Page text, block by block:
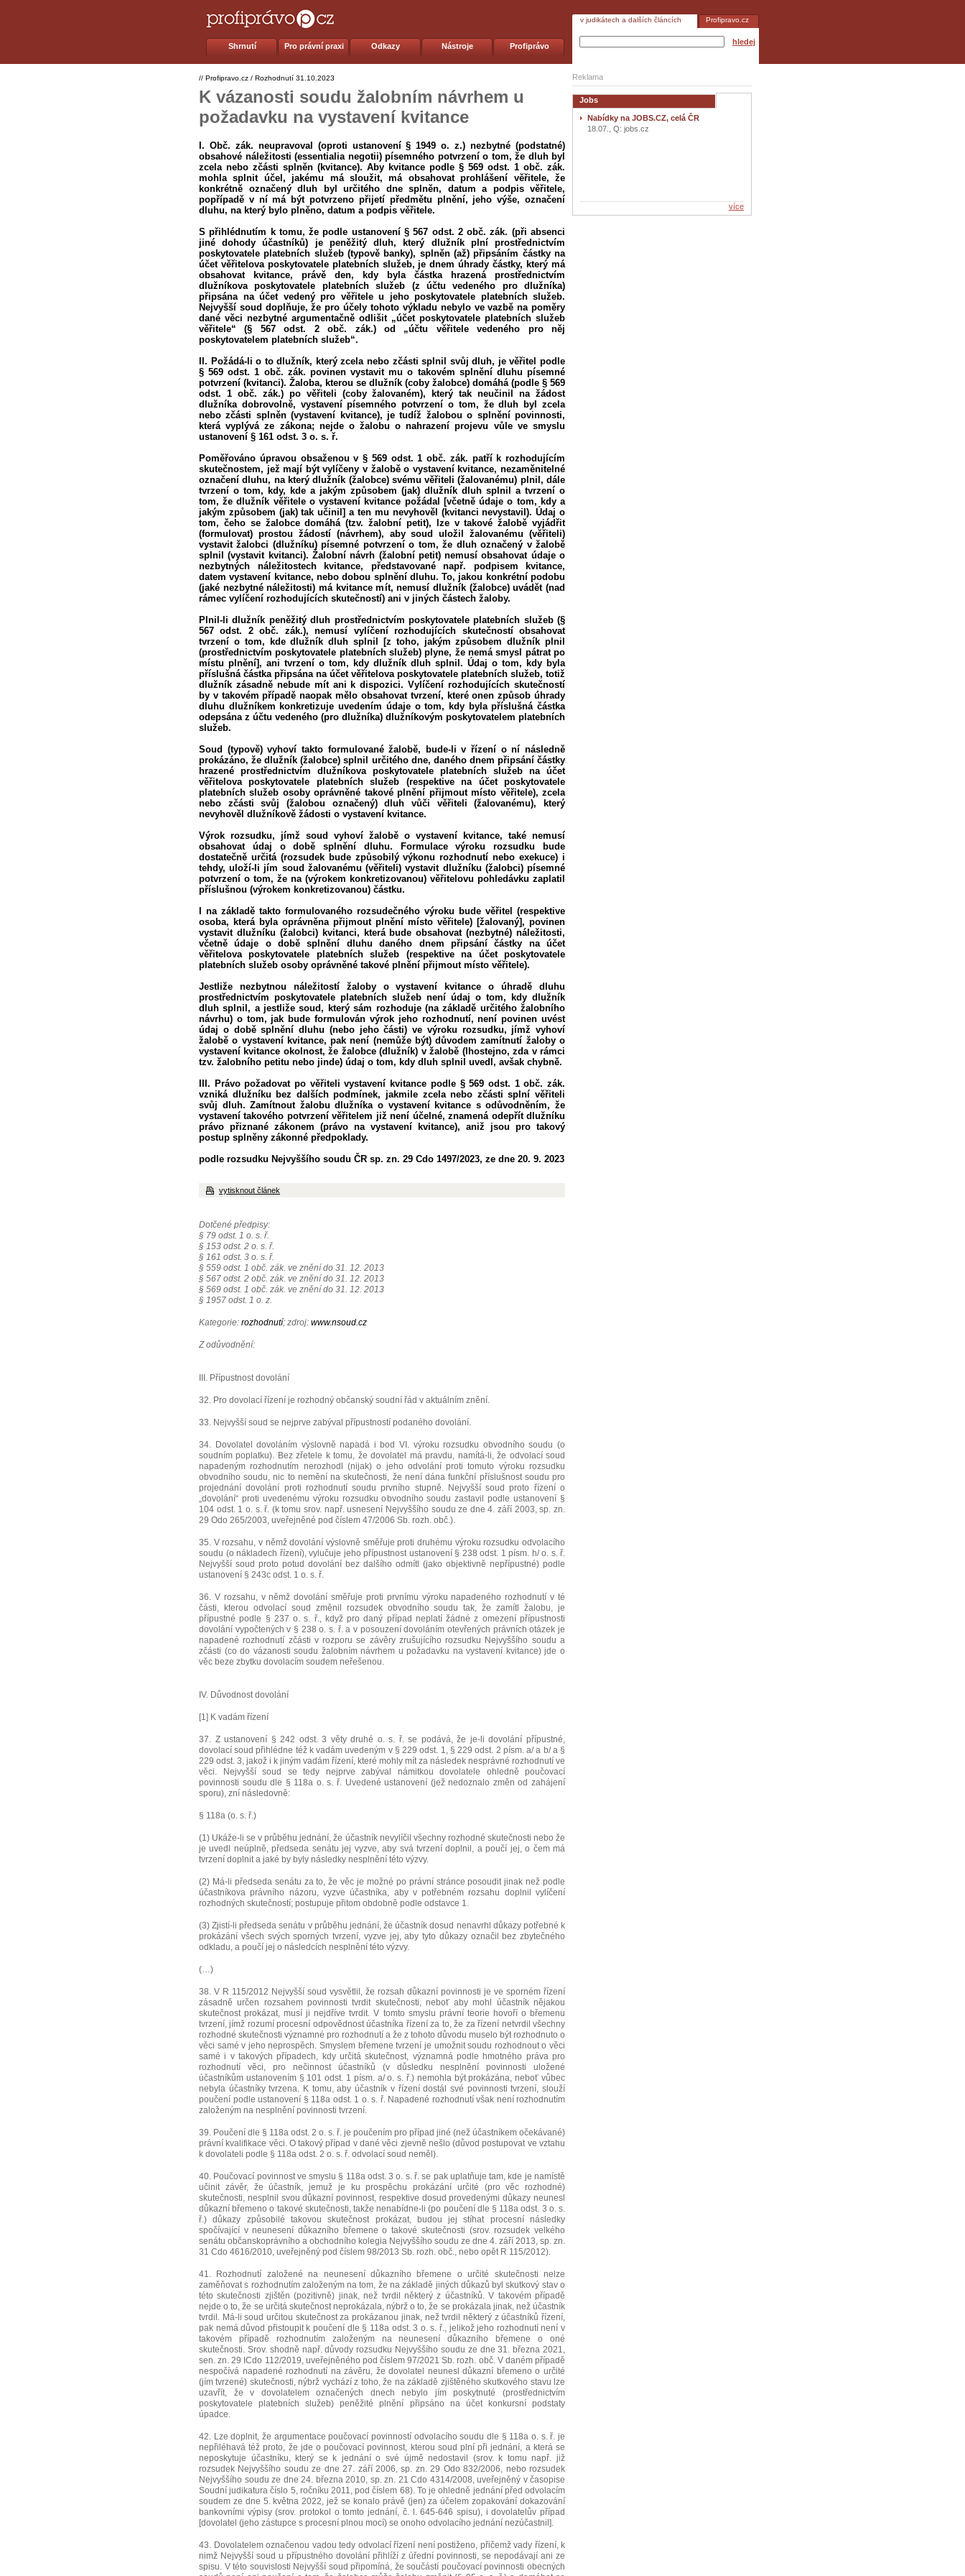
Shrnutí Pro právní praxi Odkazy Nástroje Profiprávo
v judikátech a dalších článcích Profipravo.cz
hledej
// Profipravo.cz / Rozhodnutí 31.10.2023
K vázanosti soudu žalobním návrhem u
požadavku na vystavení kvitance
I. Obč. zák. neupravoval (oproti ustanovení § 1949 o. z.) nezbytné (podstatné)
obsahové náležitosti (essentialia negotii) písemného potvrzení o tom, že dluh byl
zcela nebo zčásti splněn (kvitance). Aby kvitance podle § 569 odst. 1 obč. zák.
mohla splnit účel, jakému má sloužit, má obsahovat prohlášení věřitele, že
konkrétně označený dluh byl určitého dne splněn, datum a podpis věřitele,
popřípadě v ní má být potvrzeno přijetí předmětu plnění, jeho výše, označení
dluhu, na který bylo plněno, datum a podpis věřitele.
S přihlédnutím k tomu, že podle ustanovení § 567 odst. 2 obč. zák. (při absenci
jiné dohody účastníků) je peněžitý dluh, který dlužník plní prostřednictvím
poskytovatele platebních služeb (typově banky), splněn (až) připsáním částky na
účet věřitelova poskytovatele platebních služeb, je dnem úhrady částky, který má
obsahovat kvitance, právě den, kdy byla částka hrazená prostřednictvím
dlužníkova poskytovatele platebních služeb (z účtu vedeného pro dlužníka)
připsána na účet vedený pro věřitele u jeho poskytovatele platebních služeb.
Nejvyšší soud doplňuje, že pro účely tohoto výkladu nebylo ve vazbě na poměry
dané věci nezbytné argumentačně odlišit „účet poskytovatele platebních služeb
věřitele“ (§ 567 odst. 2 obč. zák.) od „účtu věřitele vedeného pro něj
poskytovatelem platebních služeb“.
II. Požádá-li o to dlužník, který zcela nebo zčásti splnil svůj dluh, je věřitel podle
§ 569 odst. 1 obč. zák. povinen vystavit mu o takovém splnění dluhu písemné
potvrzení (kvitanci). Žaloba, kterou se dlužník (coby žalobce) domáhá (podle § 569
odst. 1 obč. zák.) po věřiteli (coby žalovaném), který tak neučinil na žádost
dlužníka dobrovolně, vystavení písemného potvrzení o tom, že dluh byl zcela
nebo zčásti splněn (vystavení kvitance), je tudíž žalobou o splnění povinnosti,
která vyplývá ze zákona; nejde o žalobu o nahrazení projevu vůle ve smyslu
ustanovení § 161 odst. 3 o. s. ř.
Poměřováno úpravou obsaženou v § 569 odst. 1 obč. zák. patří k rozhodujícím
skutečnostem, jež mají být vylíčeny v žalobě o vystavení kvitance, nezaměnitelné
označení dluhu, na který dlužník (žalobce) svému věřiteli (žalovanému) plnil, dále
tvrzení o tom, kdy, kde a jakým způsobem (jak) dlužník dluh splnil a tvrzení o
tom, že dlužník věřitele o vystavení kvitance požádal [včetně údaje o tom, kdy a
jakým způsobem (jak) tak učinil] a ten mu nevyhověl (kvitanci nevystavil). Údaj o
tom, čeho se žalobce domáhá (tzv. žalobní petit), lze v takové žalobě vyjádřit
(formulovat) prostou žádostí (návrhem), aby soud uložil žalovanému (věřiteli)
vystavit žalobci (dlužníku) písemné potvrzení o tom, že dluh označený v žalobě
splnil (vystavit kvitanci). Žalobní návrh (žalobní petit) nemusí obsahovat údaje o
nezbytných náležitostech kvitance, představované např. podpisem kvitance,
datem vystavení kvitance, nebo dobou splnění dluhu. To, jakou konkrétní podobu
(jaké nezbytné náležitosti) má kvitance mít, nemusí dlužník (žalobce) uvádět (nad
rámec vylíčení rozhodujících skutečností) ani v jiných částech žaloby.
Plnil-li dlužník peněžitý dluh prostřednictvím poskytovatele platebních služeb (§
567 odst. 2 obč. zák.), nemusí vylíčení rozhodujících skutečností obsahovat
tvrzení o tom, kde dlužník dluh splnil [z toho, jakým způsobem dlužník plnil
(prostřednictvím poskytovatele platebních služeb) plyne, že nemá smysl pátrat po
místu plnění], ani tvrzení o tom, kdy dlužník dluh splnil. Údaj o tom, kdy byla
příslušná částka připsána na účet věřitelova poskytovatele platebních služeb, totiž
dlužník zásadně nebude mít ani k dispozici. Vylíčení rozhodujících skutečností
by v takovém případě naopak mělo obsahovat tvrzení, které onen způsob úhrady
dluhu dlužníkem konkretizuje uvedením údaje o tom, kdy byla příslušná částka
odepsána z účtu vedeného (pro dlužníka) dlužníkovým poskytovatelem platebních
služeb.
Soud (typově) vyhoví takto formulované žalobě, bude-li v řízení o ní následně
prokázáno, že dlužník (žalobce) splnil určitého dne, daného dnem připsání částky
hrazené prostřednictvím dlužníkova poskytovatele platebních služeb na účet
věřitelova poskytovatele platebních služeb (respektive na účet poskytovatele
platebních služeb osoby oprávněné takové plnění přijmout místo věřitele), zcela
nebo zčásti svůj (žalobou označený) dluh vůči věřiteli (žalovanému), který
nevyhověl dlužníkově žádosti o vystavení kvitance.
Výrok rozsudku, jímž soud vyhoví žalobě o vystavení kvitance, také nemusí
obsahovat údaj o době splnění dluhu. Formulace výroku rozsudku bude
dostatečně určitá (rozsudek bude způsobilý výkonu rozhodnutí nebo exekuce) i
tehdy, uloží-li jím soud žalovanému (věřiteli) vystavit dlužníku (žalobci) písemné
potvrzení o tom, že na (výrokem konkretizovanou) věřitelovu pohledávku zaplatil
příslušnou (výrokem konkretizovanou) částku.
I na základě takto formulovaného rozsudečného výroku bude věřitel (respektive
osoba, která byla oprávněna přijmout plnění místo věřitele) [žalovaný], povinen
vystavit dlužníku (žalobci) kvitanci, která bude obsahovat (nezbytné) náležitosti,
včetně údaje o době splnění dluhu daného dnem připsání částky na účet
věřitelova poskytovatele platebních služeb (respektive na účet poskytovatele
platebních služeb osoby oprávněné takové plnění přijmout místo věřitele).
Jestliže nezbytnou náležitostí žaloby o vystavení kvitance o úhradě dluhu
prostřednictvím poskytovatele platebních služeb není údaj o tom, kdy dlužník
dluh splnil, a jestliže soud, který sám rozhoduje (na základě určitého žalobního
návrhu) o tom, jak bude formulován výrok jeho rozhodnutí, není povinen uvést
údaj o době splnění dluhu (nebo jeho části) ve výroku rozsudku, jímž vyhoví
žalobě o vystavení kvitance, pak není (nemůže být) důvodem zamítnutí žaloby o
vystavení kvitance okolnost, že žalobce (dlužník) v žalobě (lhostejno, zda v rámci
tzv. žalobního petitu nebo jinde) údaj o tom, kdy dluh splnil uvedl, avšak chybně.
III. Právo požadovat po věřiteli vystavení kvitance podle § 569 odst. 1 obč. zák.
vzniká dlužníku bez dalších podmínek, jakmile zcela nebo zčásti splní věřiteli
svůj dluh. Zamítnout žalobu dlužníka o vystavení kvitance s odůvodněním, že
vystavení takového potvrzení věřitelem již není účelné, znamená odepřít dlužníku
právo přiznané zákonem (právo na vystavení kvitance), aniž jsou pro takový
postup splněny zákonné předpoklady.
podle rozsudku Nejvyššího soudu ČR sp. zn. 29 Cdo 1497/2023, ze dne 20. 9. 2023
vytisknout článek
Dotčené předpisy:
§ 79 odst. 1 o. s. ř.
§ 153 odst. 2 o. s. ř.
§ 161 odst. 3 o. s. ř.
§ 559 odst. 1 obč. zák. ve znění do 31. 12. 2013
§ 567 odst. 2 obč. zák. ve znění do 31. 12. 2013
§ 569 odst. 1 obč. zák. ve znění do 31. 12. 2013
§ 1957 odst. 1 o. z.
Kategorie: rozhodnutí; zdroj: www.nsoud.cz
Z odůvodnění:
III. Přípustnost dovolání
32. Pro dovolací řízení je rozhodný občanský soudní řád v aktuálním znění.
33. Nejvyšší soud se nejprve zabýval přípustností podaného dovolání.
34. Dovolatel dovoláním výslovně napadá i bod VI. výroku rozsudku obvodního soudu (o
soudním poplatku). Bez zřetele k tomu, že dovolatel má pravdu, namítá-li, že odvolací soud
napadeným rozhodnutím nerozhodl (nijak) o jeho odvolání proti tomuto výroku rozsudku
obvodního soudu, nic to nemění na skutečnosti, že není dána funkční příslušnost soudu pro
projednání dovolání proti rozhodnutí soudu prvního stupně. Nejvyšší soud proto řízení o
„dovolání“ proti uvedenému výroku rozsudku obvodního soudu zastavil podle ustanovení §
104 odst. 1 o. s. ř. (k tomu srov. např. usnesení Nejvyššího soudu ze dne 4. září 2003, sp. zn.
29 Odo 265/2003, uveřejněné pod číslem 47/2006 Sb. rozh. obč.).
35. V rozsahu, v němž dovolání výslovně směřuje proti druhému výroku rozsudku odvolacího
soudu (o nákladech řízení), vylučuje jeho přípustnost ustanovení § 238 odst. 1 písm. h/ o. s. ř.
Nejvyšší soud proto potud dovolání bez dalšího odmítl (jako objektivně nepřípustné) podle
ustanovení § 243c odst. 1 o. s. ř.
36. V rozsahu, v němž dovolání směřuje proti prvnímu výroku napadeného rozhodnutí v té
části, kterou odvolací soud změnil rozsudek obvodního soudu tak, že zamítl žalobu, je
přípustné podle § 237 o. s. ř., když pro daný případ neplatí žádné z omezení přípustnosti
dovolání vypočtených v § 238 o. s. ř. a v posouzení dovoláním otevřených právních otázek je
napadené rozhodnutí zčásti v rozporu se závěry zrušujícího rozsudku Nejvyššího soudu a
zčásti (co do vázanosti soudu žalobním návrhem u požadavku na vystavení kvitance) jde o
věc beze zbytku dovolacím soudem neřešenou.
IV. Důvodnost dovolání
[1] K vadám řízení
37. Z ustanovení § 242 odst. 3 věty druhé o. s. ř. se podává, že je-li dovolání přípustné,
dovolací soud přihlédne též k vadám uvedeným v § 229 odst. 1, § 229 odst. 2 písm. a/ a b/ a §
229 odst. 3, jakož i k jiným vadám řízení, které mohly mít za následek nesprávné rozhodnutí ve
věci. Nejvyšší soud se tedy nejprve zabýval námitkou dovolatele ohledně poučovací
povinnosti soudu dle § 118a o. s. ř. Uvedené ustanovení (jež nedoznalo změn od zahájení
sporu), zní následovně:
§ 118a (o. s. ř.)
(1) Ukáže-li se v průběhu jednání, že účastník nevylíčil všechny rozhodné skutečnosti nebo že
je uvedl neúplně, předseda senátu jej vyzve, aby svá tvrzení doplnil, a poučí jej, o čem má
tvrzení doplnit a jaké by byly následky nesplnění této výzvy.
(2) Má-li předseda senátu za to, že věc je možné po právní stránce posoudit jinak než podle
účastníkova právního názoru, vyzve účastníka, aby v potřebném rozsahu doplnil vylíčení
rozhodných skutečností; postupuje přitom obdobně podle odstavce 1.
(3) Zjistí-li předseda senátu v průběhu jednání, že účastník dosud nenavrhl důkazy potřebné k
prokázání všech svých sporných tvrzení, vyzve jej, aby tyto důkazy označil bez zbytečného
odkladu, a poučí jej o následcích nesplnění této výzvy.
(…)
38. V R 115/2012 Nejvyšší soud vysvětlil, že rozsah důkazní povinnosti je ve sporném řízení
zásadně určen rozsahem povinnosti tvrdit skutečnosti, neboť aby mohl účastník nějakou
skutečnost prokázat, musí ji nejdříve tvrdit. V tomto smyslu právní teorie hovoří o břemenu
tvrzení, jímž rozumí procesní odpovědnost účastníka řízení za to, že za řízení netvrdil všechny
rozhodné skutečnosti významné pro rozhodnutí a že z tohoto důvodu muselo být rozhodnuto o
věci samé v jeho neprospěch. Smyslem břemene tvrzení je umožnit soudu rozhodnout o věci
samé i v takových případech, kdy určitá skutečnost, významná podle hmotného práva pro
rozhodnutí věci, pro nečinnost účastníků (v důsledku nesplnění povinnosti uložené
účastníkům ustanovením § 101 odst. 1 písm. a/ o. s. ř.) nemohla být prokázána, neboť vůbec
nebyla účastníky tvrzena. K tomu, aby účastník v řízení dostál své povinnosti tvrzení, slouží
poučení podle ustanovení § 118a odst. 1 o. s. ř. Napadené rozhodnutí však není rozhodnutím
založeným na nesplnění povinnosti tvrzení.
39. Poučení dle § 118a odst. 2 o. s. ř. je poučením pro případ jiné (než účastníkem očekávané)
právní kvalifikace věci. O takový případ v dané věci zjevně nešlo (důvod postupovat ve vztahu
k dovolateli podle § 118a odst. 2 o. s. ř. odvolací soud neměl).
40. Poučovací povinnost ve smyslu § 118a odst. 3 o. s. ř. se pak uplatňuje tam, kde je namístě
učinit závěr, že účastník, jemuž je ku prospěchu prokázání určité (pro věc rozhodné)
skutečnosti, nesplnil svou důkazní povinnost, respektive dosud provedenými důkazy neunesl
důkazní břemeno o takové skutečnosti, takže nenabídne-li (po poučení dle § 118a odst. 3 o. s.
ř.) důkazy způsobilé takovou skutečnost prokázat, budou jej stíhat procesní následky
spočívající v neunesení důkazního břemene o takové skutečnosti (srov. rozsudek velkého
senátu občanskoprávního a obchodního kolegia Nejvyššího soudu ze dne 4. září 2013, sp. zn.
31 Cdo 4616/2010, uveřejněný pod číslem 98/2013 Sb. rozh. obč., nebo opět R 115/2012).
41. Rozhodnutí založené na neunesení důkazního břemene o určité skutečnosti nelze
zaměňovat s rozhodnutím založeným na tom, že na základě jiných důkazů byl skutkový stav o
této skutečnosti zjištěn (pozitivně) jinak, než tvrdil některý z účastníků. V takovém případě
nejde o to, že se určitá skutečnost neprokázala, nýbrž o to, že se prokázala jinak, než účastník
tvrdil. Má-li soud určitou skutečnost za prokázanou jinak, než tvrdil některý z účastníků řízení,
pak nemá důvod přistoupit k poučení dle § 118a odst. 3 o. s. ř., jelikož jeho rozhodnutí není v
takovém případě rozhodnutím založeným na neunesení důkazního břemene o oné
skutečnosti. Srov. shodně např. důvody rozsudku Nejvyššího soudu ze dne 31. března 2021,
sen. zn. 29 ICdo 112/2019, uveřejněného pod číslem 97/2021 Sb. rozh. obč. V daném případě
nespočívá napadené rozhodnutí na závěru, že dovolatel neunesl důkazní břemeno o určité
(jím tvrzené) skutečnosti, nýbrž vychází z toho, že na základě zjištěného skutkového stavu lze
uzavřít, že v dovolatelem označených dnech nebylo jím poskytnuté (prostřednictvím
poskytovatele platebních služeb) peněžité plnění připsáno na účet konkursní podstaty
úpadce.
42. Lze doplnit, že argumentace poučovací povinností odvolacího soudu dle § 118a o. s. ř. je
nepřiléhavá též proto, že jde o poučovací povinnost, kterou soud plní při jednání, a která se
neposkytuje účastníku, který se k jednání o své újmě nedostavil (srov. k tomu např. již
rozsudek Nejvyššího soudu ze dne 27. září 2006, sp. zn. 29 Odo 832/2006, nebo rozsudek
Nejvyššího soudu ze dne 24. března 2010, sp. zn. 21 Cdo 4314/2008, uveřejněný v časopise
Soudní judikatura číslo 5, ročníku 2011, pod číslem 68). To je ohledně jednání před odvolacím
soudem ze dne 5. května 2022, jež se konalo právě (jen) za účelem zopakování dokazování
bankovními výpisy (srov. protokol o tomto jednání, č. l. 645-646 spisu), i dovolatelův případ
[dovolatel (jeho zástupce s procesní plnou mocí) se onoho odvolacího jednání nezúčastnil].
43. Dovolatelem označenou vadou tedy odvolací řízení není postiženo, přičemž vady řízení, k
nimž Nejvyšší soud u přípustného dovolání přihlíží z úřední povinnosti, se nepodávají ani ze
spisu. V této souvislosti Nejvyšší soud připomíná, že součástí poučovací povinnosti obecných
Reklama
Jobs
Nabídky na JOBS.CZ, celá ČR
18.07., Q: jobs.cz
více